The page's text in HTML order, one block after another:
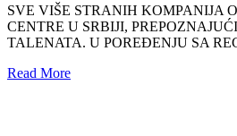
SVE VIŠE STRANIH KOMPANIJA
CENTRE U SRBIJI,
TALENATA. U POREĐENJU SA
Read More